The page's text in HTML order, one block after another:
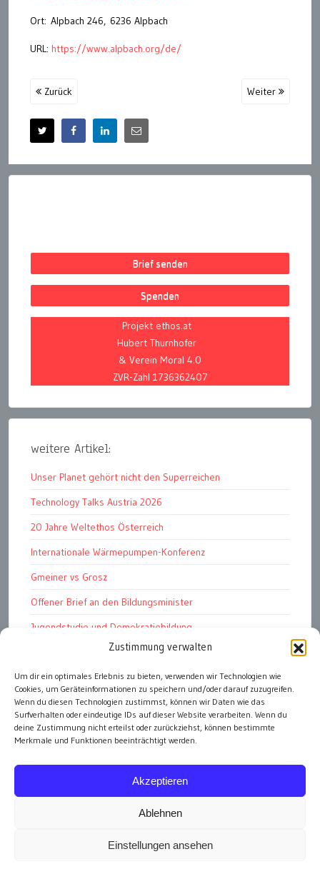
Zustimmung verwalten
Um dir ein optimales Erlebnis zu bieten, verwenden wir Technologien wie
Cookies, um Geräteinformationen zu speichern und/oder darauf zuzugreifen.
Wenn du diesen Technologien zustimmst, können wir Daten wie das
Surfverhalten oder eindeutige IDs auf dieser Website verarbeiten. Wenn du
deine Zustimmung nicht erteilst oder zurückziehst, können bestimmte
Merkmale und Funktionen beeinträchtigt werden.
Akzeptieren
Ablehnen
Einstellungen ansehen
Ort: Alpbach 246, 6236 Alpbach
URL: https://www.alpbach.org/de/
Zurück Weiter
Brief senden
Spenden
Projekt ethos.at
Hubert Thurnhofer
& Verein Moral 4.0
ZVR-Zahl 1736362407
weitere Artikel:
Unser Planet gehört nicht den Superreichen
Technology Talks Austria 2026
20 Jahre Weltethos Österreich
Internationale Wärmepumpen-Konferenz
Gmeiner vs Grosz
Offener Brief an den Bildungsminister
Jugendstudie und Demokratiebildung
Solschenizyn, Dugin und der Westen
Finanzindustrie manipuliert Schüler
Chemtrails Contrails Geoengineering
alle Artikel
Impressum